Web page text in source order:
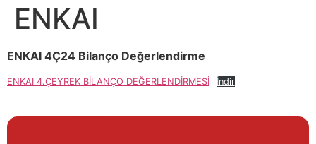
ENKAI
ENKAI 4Ç24 Bilanço Değerlendirme
ENKAI 4.ÇEYREK BİLANÇO DEĞERLENDİRMESİ İndir